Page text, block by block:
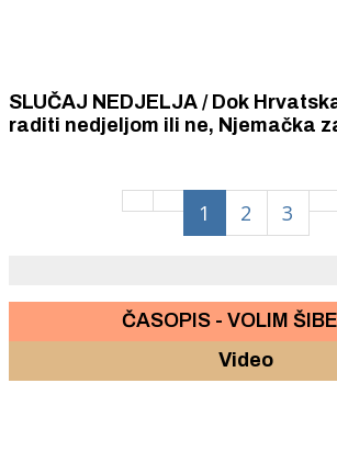
SLUČAJ NEDJELJA / Dok
raditi nedjeljom ili ne, Njemačka
1 2 3
ČASOPIS - VOLIM
Video